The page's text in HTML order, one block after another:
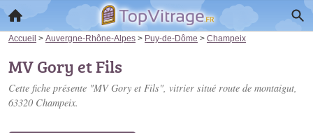
Accueil > Auvergne-Rhône-Alpes > Puy-de-Dôme > Champeix
MV Gory et Fils
Cette fiche présente "MV Gory et Fils", vitrier situé route de montaigut,
63320 Champeix.